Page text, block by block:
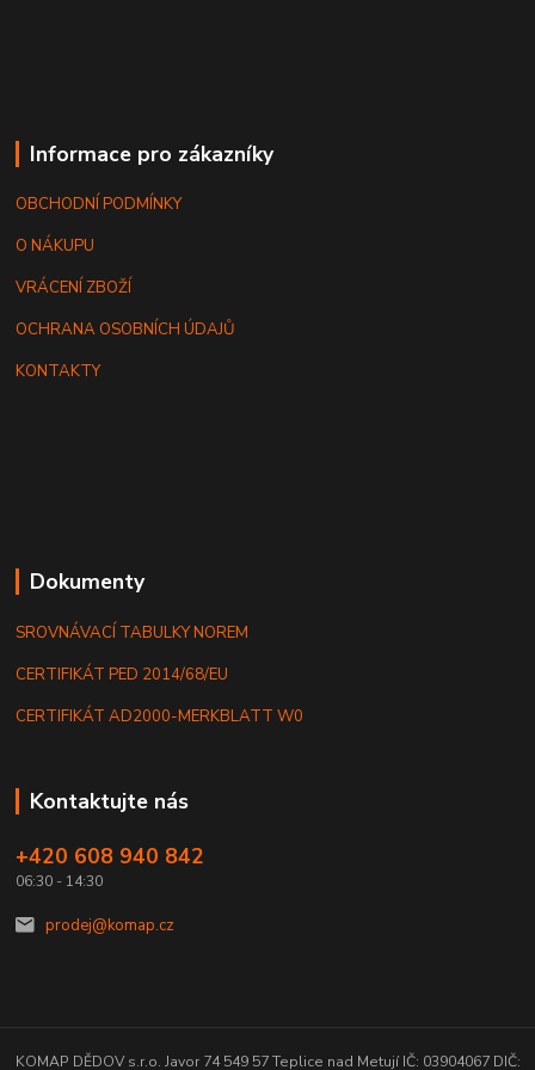
Informace pro zákazníky
OBCHODNÍ PODMÍNKY
O NÁKUPU
VRÁCENÍ ZBOŽÍ
OCHRANA OSOBNÍCH ÚDAJŮ
KONTAKTY
Dokumenty
SROVNÁVACÍ TABULKY NOREM
CERTIFIKÁT PED 2014/68/EU
CERTIFIKÁT AD2000-MERKBLATT W0
Kontaktujte nás
+420 608 940 842
06:30 - 14:30
prodej@komap.cz
KOMAP DĚDOV s.r.o. Javor 74 549 57 Teplice nad Metují IČ: 03904067 DIČ: